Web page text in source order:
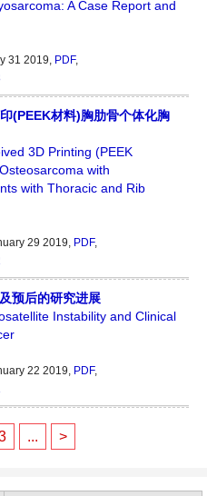
A Case Report and
31 2019, PDF,
(PEEK材料)胸肋骨个体化胸
3D Printing (PEEK
with
with Thoracic and Rib
29 2019, PDF,
预后的研究进展
Instability and Clinical
22 2019, PDF,
... >